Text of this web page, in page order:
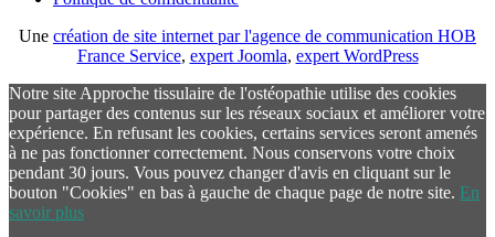
Une création de site internet par l'agence de communication HOB
France Service, expert Joomla, expert WordPress
Notre site Approche tissulaire de l'ostéopathie utilise des cookies
pour partager des contenus sur les réseaux sociaux et améliorer votre
expérience. En refusant les cookies, certains services seront amenés
à ne pas fonctionner correctement. Nous conservons votre choix
pendant 30 jours. Vous pouvez changer d'avis en cliquant sur le
bouton "Cookies" en bas à gauche de chaque page de notre site. En
savoir plus